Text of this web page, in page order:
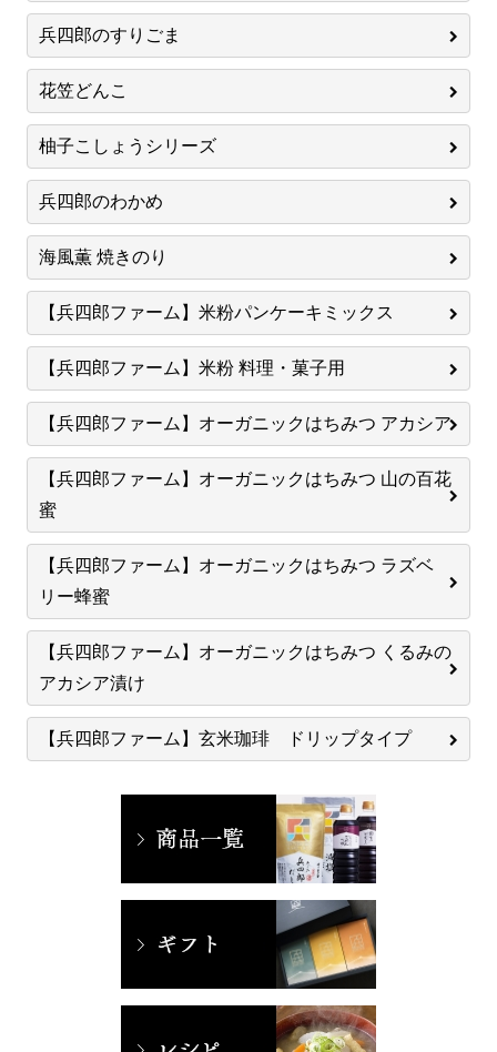
兵四郎のすりごま
花笠どんこ
柚子こしょうシリーズ
兵四郎のわかめ
海風薫 焼きのり
【兵四郎ファーム】米粉パンケーキミックス
【兵四郎ファーム】米粉 料理・菓子用
【兵四郎ファーム】オーガニックはちみつ アカシア
【兵四郎ファーム】オーガニックはちみつ 山の百花
蜜
【兵四郎ファーム】オーガニックはちみつ ラズベ
リー蜂蜜
【兵四郎ファーム】オーガニックはちみつ くるみの
アカシア漬け
【兵四郎ファーム】玄米珈琲 ドリップタイプ